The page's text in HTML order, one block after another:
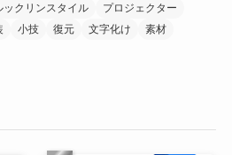
ックリンスタイル
プロジェクター
小技 復元 文字化け
素材